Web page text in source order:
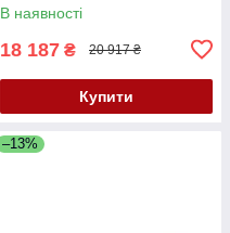
В наявності
18 187 ₴ 20 917 ₴
Купити
–13%